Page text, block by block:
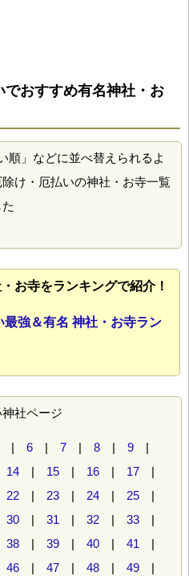
でおすすめ有名神社・お
順」などに並べ替えられるよ
け・厄払いの神社・お寺一覧
お寺をランキングで紹介！
最強＆有名 神社・お寺ラン
神社ページ
| 6 | 7 | 8 | 9 |
14 | 15 | 16 | 17 |
22 | 23 | 24 | 25 |
30 | 31 | 32 | 33 |
38 | 39 | 40 | 41 |
46 | 47 | 48 | 49 |